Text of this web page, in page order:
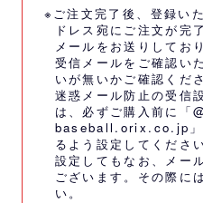
※ご注文完了後、登録い
ドレス宛にご注文が完
メールをお送りしてお
受信メールをご確認い
いが無いかご確認くだ
迷惑メール防止の受信
は、必ずご購入前に
baseball.orix.co.jp」
るよう設定してください
設定してもなお、メー
ございます。その際には
い。